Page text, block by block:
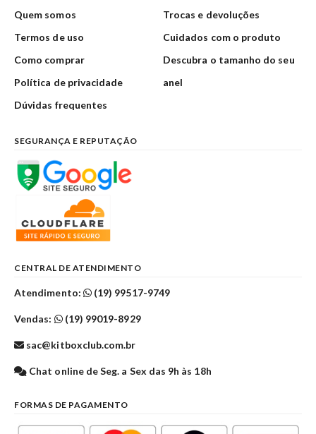
Quem somos
Termos de uso
Como comprar
Política de privacidade
Dúvidas frequentes
Trocas e devoluções
Cuidados com o produto
Descubra o tamanho do seu
anel
SEGURANÇA E REPUTAÇÃO
CENTRAL DE ATENDIMENTO
Atendimento: (19) 99517-9749
Vendas: (19) 99019-8929
sac@kitboxclub.com.br
Chat online de Seg. a Sex das 9h às 18h
FORMAS DE PAGAMENTO